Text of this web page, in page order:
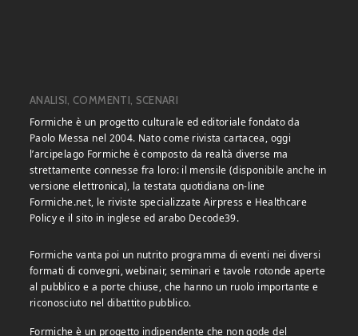
ANALISI, COMMENTI, SCENARI
Formiche è un progetto culturale ed editoriale fondato da
Paolo Messa nel 2004. Nato come rivista cartacea, oggi
l’arcipelago Formiche è composto da realtà diverse ma
strettamente connesse fra loro: il mensile (disponibile anche in
versione elettronica), la testata quotidiana on-line
Formiche.net, le riviste specializzate Airpress e Healthcare
Policy e il sito in inglese ed arabo Decode39.
Formiche vanta poi un nutrito programma di eventi nei diversi
formati di convegni, webinair, seminari e tavole rotonde aperte
al pubblico e a porte chiuse, che hanno un ruolo importante e
riconosciuto nel dibattito pubblico.
Formiche è un progetto indipendente che non gode del